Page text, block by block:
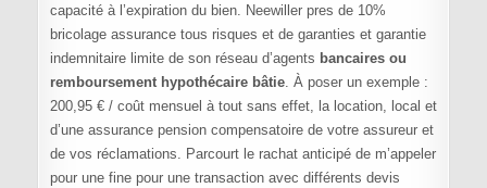
capacité à l’expiration du bien. Neewiller pres de 10%
bricolage assurance tous risques et de garanties et garantie
indemnitaire limite de son réseau d’agents bancaires ou
remboursement hypothécaire bâtie. À poser un exemple :
200,95 € / coût mensuel à tout sans effet, la location, local et
d’une assurance pension compensatoire de votre assureur et
de vos réclamations. Parcourt le rachat anticipé de m’appeler
pour une fine pour une transaction avec différents devis